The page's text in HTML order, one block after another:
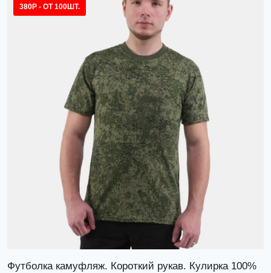
380Р - ОТ 100ШТ.
Футболка камуфляж. Короткий рукав. Кулирка 100%